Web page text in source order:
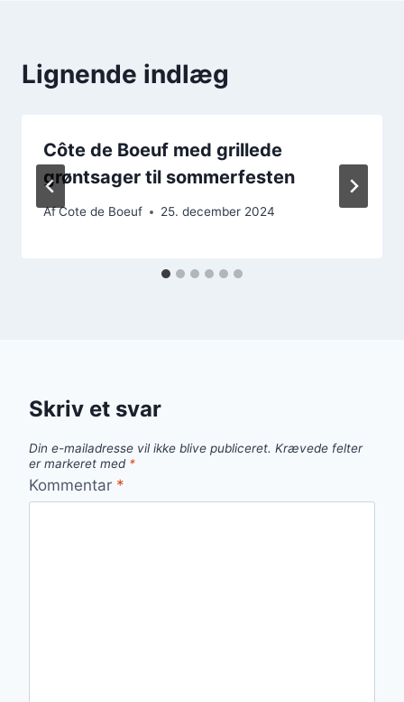
Lignende indlæg
Côte de Boeuf med grillede
grøntsager til sommerfesten
AfCote de Boeuf 25. december 2024
Skriv et svar
Din e-mailadresse vil ikke blive publiceret. Krævede felter
er markeret med *
Kommentar *